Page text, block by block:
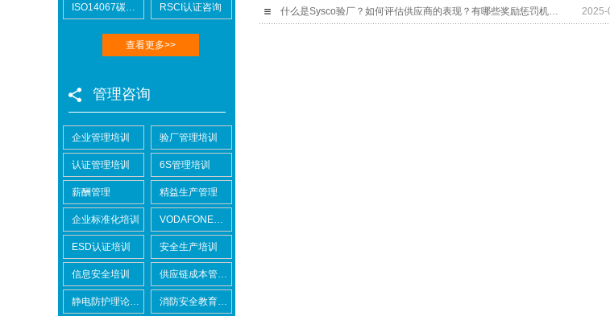
ISO14067碳足迹 RSCI认证咨询
查看更多>>
管理咨询
企业管理培训 验厂管理培训
认证管理培训 6S管理培训
薪酬管理 精益生产管理
企业标准化培训 VODAFONE认证知识培训
ESD认证培训 安全生产培训
信息安全培训 供应链成本管控培训
静电防护理论培训 消防安全教育培训
Lowe's劳氏验厂
BSCI验厂
什么是Sysco验厂？如何评估供应商的表现？有哪些奖励惩罚机制？ 2025-